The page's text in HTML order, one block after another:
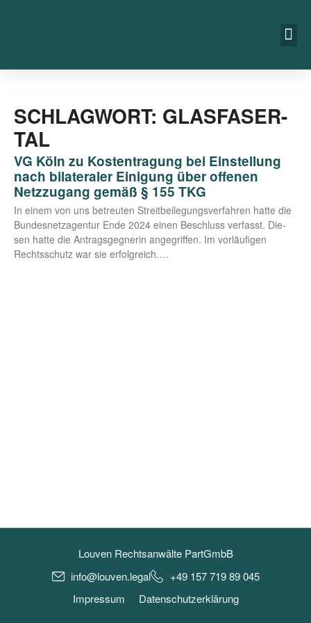
SCHLAGWORT: GLASFASER-
TAL
VG Köln zu Kostentragung bei Einstellung
nach bilateraler Einigung über offenen
Netzzugang gemäß § 155 TKG
In einem von uns betreu­ten Streit­bei­le­gungs­ver­fah­ren hat­te die
Bun­des­netz­agen­tur Ende 2024 einen Beschluss ver­fasst. Die­
sen hat­te die Antrags­geg­ne­rin ange­grif­fen. Im vor­läu­fi­gen
Rechts­schutz war sie erfolgreich.…
Louven Rechtsanwälte PartGmbB
info@louven.legal
+49 157 719 89 045
Impressum
Datenschutzerklärung